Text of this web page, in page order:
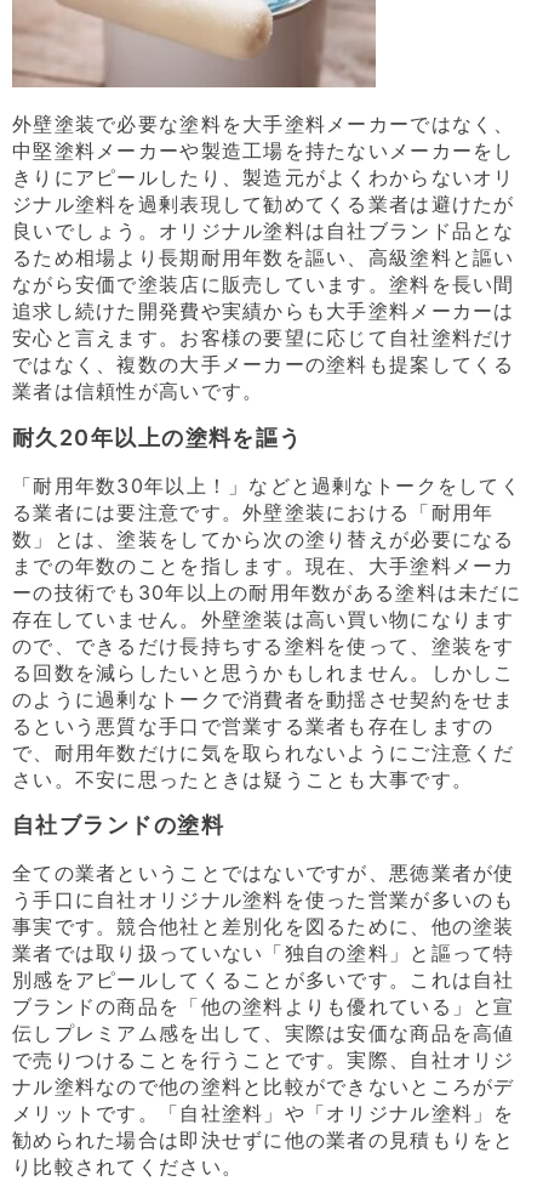
外壁塗装で必要な塗料を大手塗料メーカーではなく、
中堅塗料メーカーや製造工場を持たないメーカーをし
きりにアピールしたり、製造元がよくわからないオリ
ジナル塗料を過剰表現して勧めてくる業者は避けたが
良いでしょう。オリジナル塗料は自社ブランド品とな
るため相場より長期耐用年数を謳い、高級塗料と謳い
ながら安価で塗装店に販売しています。塗料を長い間
追求し続けた開発費や実績からも大手塗料メーカーは
安心と言えます。お客様の要望に応じて自社塗料だけ
ではなく、複数の大手メーカーの塗料も提案してくる
業者は信頼性が高いです。
耐久20年以上の塗料を謳う
「耐用年数30年以上！」などと過剰なトークをしてく
る業者には要注意です。外壁塗装における「耐用年
数」とは、塗装をしてから次の塗り替えが必要になる
までの年数のことを指します。現在、大手塗料メーカ
ーの技術でも30年以上の耐用年数がある塗料は未だに
存在していません。外壁塗装は高い買い物になります
ので、できるだけ長持ちする塗料を使って、塗装をす
る回数を減らしたいと思うかもしれません。しかしこ
のように過剰なトークで消費者を動揺させ契約をせま
るという悪質な手口で営業する業者も存在しますの
で、耐用年数だけに気を取られないようにご注意くだ
さい。不安に思ったときは疑うことも大事です。
自社ブランドの塗料
全ての業者ということではないですが、悪徳業者が使
う手口に自社オリジナル塗料を使った営業が多いのも
事実です。競合他社と差別化を図るために、他の塗装
業者では取り扱っていない「独自の塗料」と謳って特
別感をアピールしてくることが多いです。これは自社
ブランドの商品を「他の塗料よりも優れている」と宣
伝しプレミアム感を出して、実際は安価な商品を高値
で売りつけることを行うことです。実際、自社オリジ
ナル塗料なので他の塗料と比較ができないところがデ
メリットです。「自社塗料」や「オリジナル塗料」を
勧められた場合は即決せずに他の業者の見積もりをと
り比較されてください。